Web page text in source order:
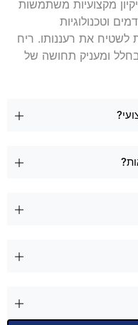
מקצועיות משתמשות
וטכנולוגיות
לשטיח את רעננותו. ריח
ומעניק תחושה של